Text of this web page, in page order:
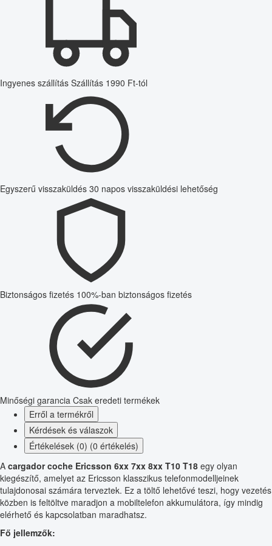
Ingyenes szállítás Szállítás 1990 Ft-tól
Egyszerű visszaküldés 30 napos visszaküldési lehetőség
Biztonságos fizetés 100%-ban biztonságos fizetés
Minőségi garancia Csak eredeti termékek
Erről a termékről
Kérdések és válaszok
Értékelések (0) (0 értékelés)
A cargador coche Ericsson 6xx 7xx 8xx T10 T18 egy olyan
kiegészítő, amelyet az Ericsson klasszikus telefonmodelljeinek
tulajdonosai számára terveztek. Ez a töltő lehetővé teszi, hogy vezetés
közben is feltöltve maradjon a mobiltelefon akkumulátora, így mindig
elérhető és kapcsolatban maradhatsz.
Fő jellemzők: